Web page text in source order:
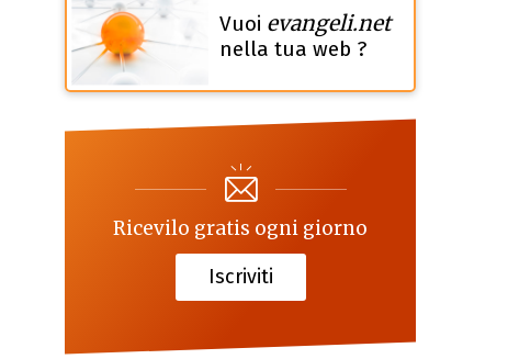
Vuoi evangeli.net
nella tua web ?
Ricevilo gratis ogni giorno
Iscriviti